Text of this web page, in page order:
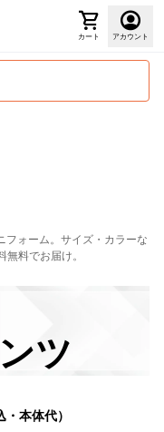
カート アカウント
フォーム。サイズ・カラーな
料でお届け。
ツ
・本体代）